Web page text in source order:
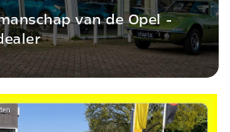
van de Opel -